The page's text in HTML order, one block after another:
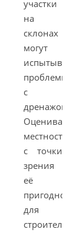
участки
на
склонах
могут
испытывать
проблемы
с
дренажом.
Оценивайте
местность
с точки
зрения
её
пригодности
для
строительства.